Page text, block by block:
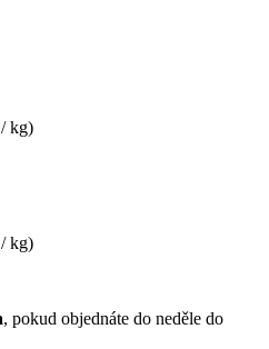
kg)
kg)
, pokud objednáte do neděle do